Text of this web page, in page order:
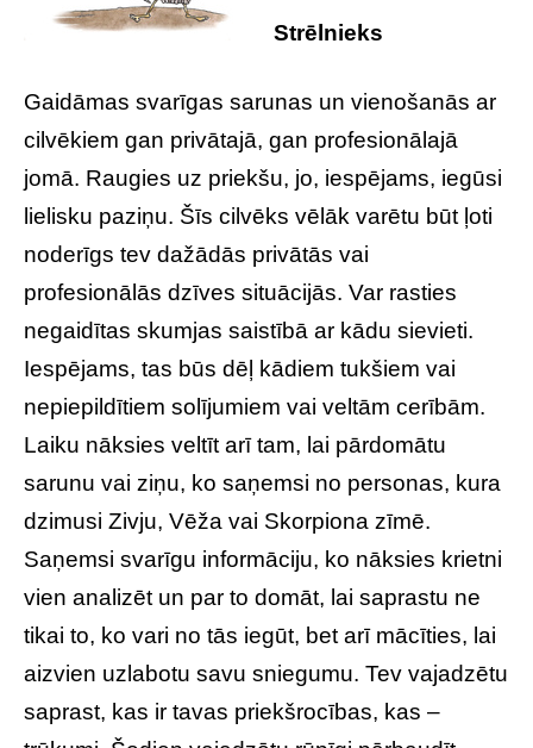
Strēlnieks
Gaidāmas svarīgas sarunas un vienošanās ar
cilvēkiem gan privātajā, gan profesionālajā
jomā. Raugies uz priekšu, jo, iespējams, iegūsi
lielisku paziņu. Šīs cilvēks vēlāk varētu būt ļoti
noderīgs tev dažādās privātās vai
profesionālās dzīves situācijās. Var rasties
negaidītas skumjas saistībā ar kādu sievieti.
Iespējams, tas būs dēļ kādiem tukšiem vai
nepiepildītiem solījumiem vai veltām cerībām.
Laiku nāksies veltīt arī tam, lai pārdomātu
sarunu vai ziņu, ko saņemsi no personas, kura
dzimusi Zivju, Vēža vai Skorpiona zīmē.
Saņemsi svarīgu informāciju, ko nāksies krietni
vien analizēt un par to domāt, lai saprastu ne
tikai to, ko vari no tās iegūt, bet arī mācīties, lai
aizvien uzlabotu savu sniegumu. Tev vajadzētu
saprast, kas ir tavas priekšrocības, kas –